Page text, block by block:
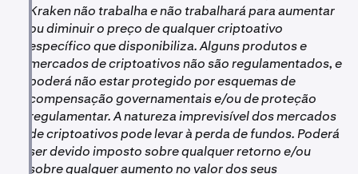
Kraken não trabalha e não trabalhará para aumentar
ou diminuir o preço de qualquer criptoativo
específico que disponibiliza. Alguns produtos e
mercados de criptoativos não são regulamentados, e
poderá não estar protegido por esquemas de
compensação governamentais e/ou de proteção
regulamentar. A natureza imprevisível dos mercados
de criptoativos pode levar à perda de fundos. Poderá
ser devido imposto sobre qualquer retorno e/ou
sobre qualquer aumento no valor dos seus